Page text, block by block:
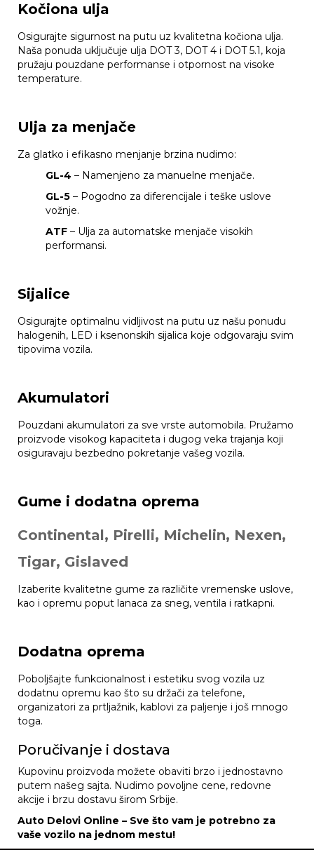
Kočiona ulja
Osigurajte sigurnost na putu uz kvalitetna kočiona ulja.
Naša ponuda uključuje ulja DOT 3, DOT 4 i DOT 5.1, koja
pružaju pouzdane performanse i otpornost na visoke
temperature.
Ulja za menjače
Za glatko i efikasno menjanje brzina nudimo:
GL-4 – Namenjeno za manuelne menjače.
GL-5 – Pogodno za diferencijale i teške uslove
vožnje.
ATF – Ulja za automatske menjače visokih
performansi.
Sijalice
Osigurajte optimalnu vidljivost na putu uz našu ponudu
halogenih, LED i ksenonskih sijalica koje odgovaraju svim
tipovima vozila.
Akumulatori
Pouzdani akumulatori za sve vrste automobila. Pružamo
proizvode visokog kapaciteta i dugog veka trajanja koji
osiguravaju bezbedno pokretanje vašeg vozila.
Gume i dodatna oprema
Continental, Pirelli, Michelin, Nexen,
Tigar, Gislaved
Izaberite kvalitetne gume za različite vremenske uslove,
kao i opremu poput lanaca za sneg, ventila i ratkapni.
Dodatna oprema
Poboljšajte funkcionalnost i estetiku svog vozila uz
dodatnu opremu kao što su držači za telefone,
organizatori za prtljažnik, kablovi za paljenje i još mnogo
toga.
Poručivanje i dostava
Kupovinu proizvoda možete obaviti brzo i jednostavno
putem našeg sajta. Nudimo povoljne cene, redovne
akcije i brzu dostavu širom Srbije.
Auto Delovi Online – Sve što vam je potrebno za
vaše vozilo na jednom mestu!